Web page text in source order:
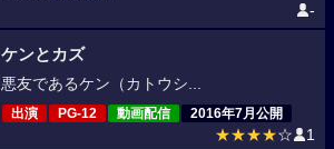
-
ケンとカズ
悪友であるケン（カトウシ...
出演 PG-12 動画配信 2016年7月公開
★★★★☆ 1